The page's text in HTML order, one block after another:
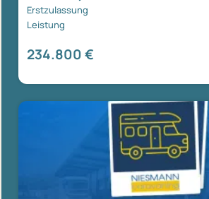
Erstzulassung
Leistung
234.800 €